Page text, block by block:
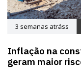
3 semanas atráss
Inflação na
geram maior